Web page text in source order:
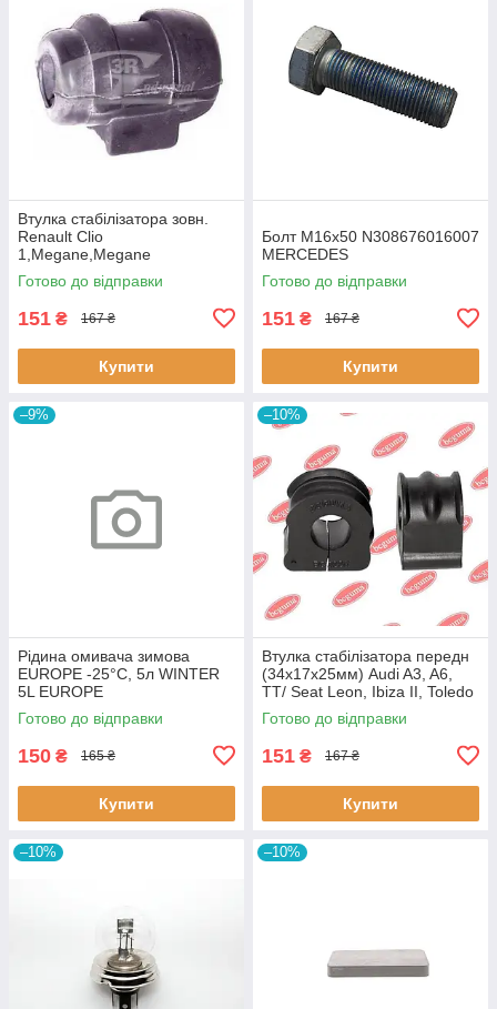
Втулка стабiлізатора зовн.
Renault Clio
1,Megane,Megane
Classic,Megane Scenic,R19
60643 3RG
Готово до відправки
151 ₴ 167 ₴
Купити
Болт M16x50 N308676016007
MERCEDES
Готово до відправки
151 ₴ 167 ₴
Купити
–9%
Рідина омивача зимова
EUROPE -25°C, 5л WINTER
5L EUROPE
Готово до відправки
150 ₴ 165 ₴
Купити
–10%
Втулка стабілізатора передн
(34х17х25мм) Audi A3, A6,
TT/ Seat Leon, Ibiza II, Toledo
II (BC0226) BCGUMA BC0226
BC GUMA
Готово до відправки
151 ₴ 167 ₴
Купити
–10% –10%